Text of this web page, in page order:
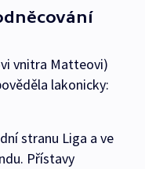
vnitra Matteovi)
lakonicky:
stranu Liga a ve
Přístavy